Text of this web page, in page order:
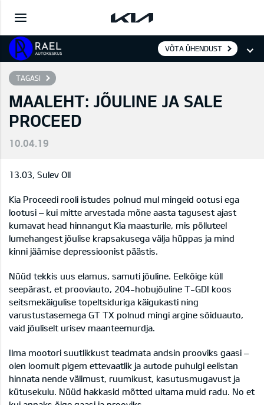
VÕTA ÜHENDUST
TAGASI
MAALEHT: JÕULINE JA SALE
PROCEED
10.04.19
13.03, Sulev Oll
Kia Proceedi rooli istudes polnud mul mingeid ootusi ega
lootusi – kui mitte arvestada mõne aasta tagusest ajast
kumavat head hinnangut Kia maasturile, mis põlluteel
lumehangest jõulise krapsakusega välja hüppas ja mind
kinni jäämise depressioonist päästis.
Nüüd tekkis uus elamus, samuti jõuline. Eelkõige küll
seepärast, et prooviauto, 204-hobujõuline T-GDI koos
seitsmekäigulise topeltsiduriga käigukasti ning
varustustasemega GT TX polnud mingi argine sõiduauto,
vaid jõuliselt urisev maanteemurdja.
Ilma mootori suutlikkust teadmata andsin prooviks gaasi –
olen loomult pigem ettevaatlik ja autode puhulgi eelistan
hinnata nende välimust, ruumikust, kasutusmugavust ja
kütusekulu. Nüüd hakkasid mõtted uitama muid radu. No et